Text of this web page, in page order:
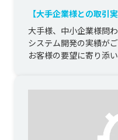
【大手企業様との取引
ならお任せください。
大手様、中小企業様問
システム開発の実績がご
お客様の要望に寄り添